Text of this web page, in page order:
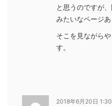
と思うのですが
みたいなページあ
そこを見ながら
す。
2018年6月20日